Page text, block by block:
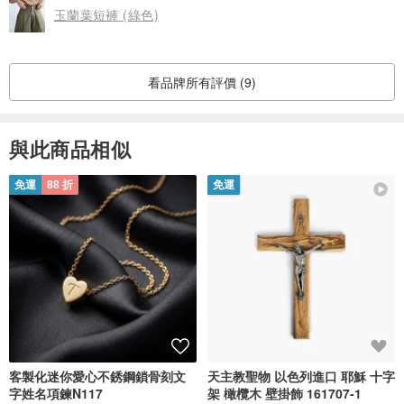
玉蘭葉短褲 (綠色)
看品牌所有評價 (9)
與此商品相似
免運 88 折
客製化迷你愛心不銹鋼鎖骨刻文
字姓名項鍊N117
免運
天主教聖物 以色列進口 耶穌 十字
架 橄欖木 壁掛飾 161707-1